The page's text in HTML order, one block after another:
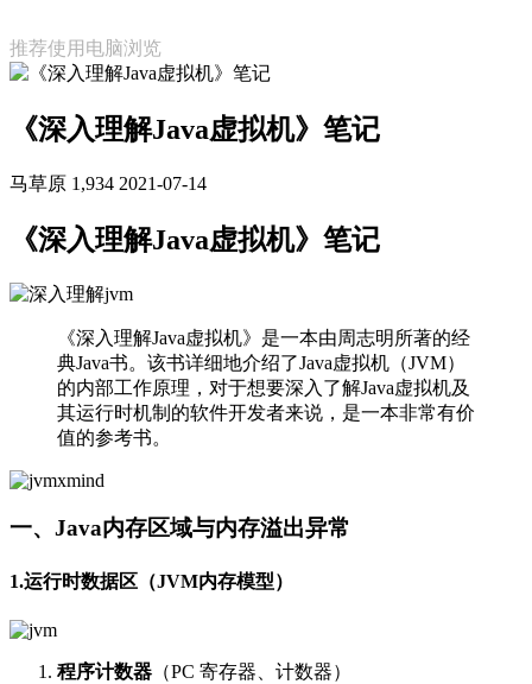
推荐使用电脑浏览
《深入理解Java虚拟机》笔记
马草原 1,934 2021-07-14
《深入理解Java虚拟机》笔记
《深入理解Java虚拟机》是一本由周志明所著的经
典Java书。该书详细地介绍了Java虚拟机（JVM）
的内部工作原理，对于想要深入了解Java虚拟机及
其运行时机制的软件开发者来说，是一本非常有价
值的参考书。
一、Java内存区域与内存溢出异常
1.运行时数据区（JVM内存模型）
程序计数器 （PC 寄存器、计数器）